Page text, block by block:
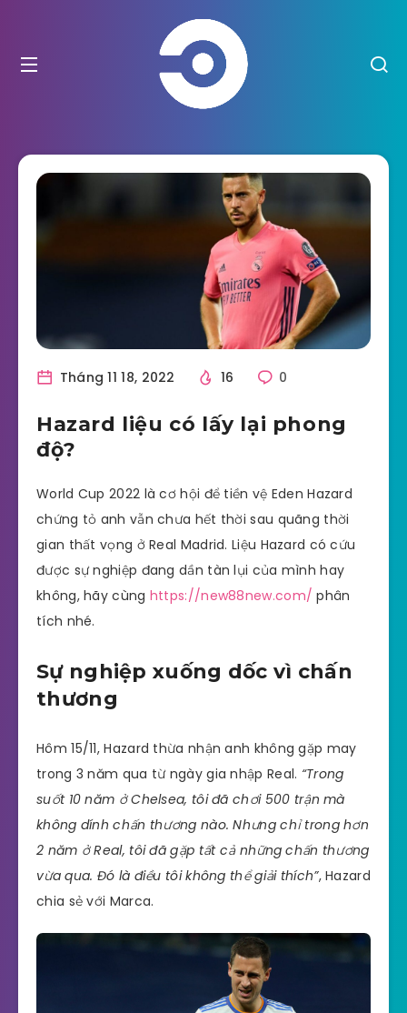
Tháng 11 18, 2022 16 0
Hazard liệu có lấy lại phong
độ?
World Cup 2022 là cơ hội để tiền vệ Eden Hazard
chứng tỏ anh vẫn chưa hết thời sau quãng thời
gian thất vọng ở Real Madrid. Liệu Hazard có cứu
được sự nghiệp đang dần tàn lụi của mình hay
không, hãy cùng https://new88new.com/ phân
tích nhé.
Sự nghiệp xuống dốc vì chấn
thương
Hôm 15/11, Hazard thừa nhận anh không gặp may
trong 3 năm qua từ ngày gia nhập Real. “Trong
suốt 10 năm ở Chelsea, tôi đã chơi 500 trận mà
không dính chấn thương nào. Nhưng chỉ trong hơn
2 năm ở Real, tôi đã gặp tất cả những chấn thương
vừa qua. Đó là điều tôi không thể giải thích”, Hazard
chia sẻ với Marca.